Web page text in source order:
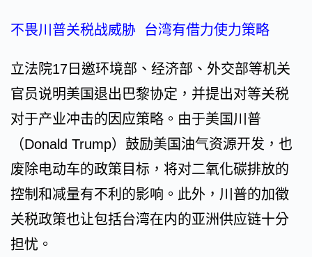
不畏川普关税战威胁 台湾有借力使力策略
立法院17日邀环境部、经济部、外交部等机关
官员说明美国退出巴黎协定，并提出对等关税
对于产业冲击的因应策略。由于美国川普
（Donald Trump）鼓励美国油气资源开发，也
废除电动车的政策目标，将对二氧化碳排放的
控制和减量有不利的影响。此外，川普的加徵
关税政策也让包括台湾在内的亚洲供应链十分
担忧。